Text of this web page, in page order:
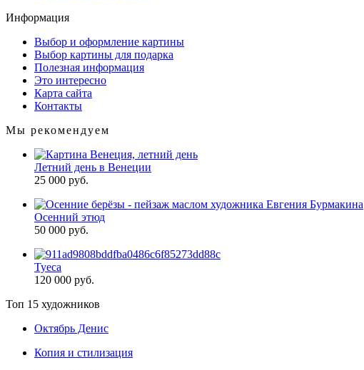
Информация
Выбор и оформление картины
Выбор картины для подарка
Полезная информация
Это интересно
Карта сайта
Контакты
Мы рекомендуем
Летний день в Венеции
25 000 руб.
Осенний этюд
50 000 руб.
Туеса
120 000 руб.
Топ 15 художников
Октябрь Денис
Копия и стилизация